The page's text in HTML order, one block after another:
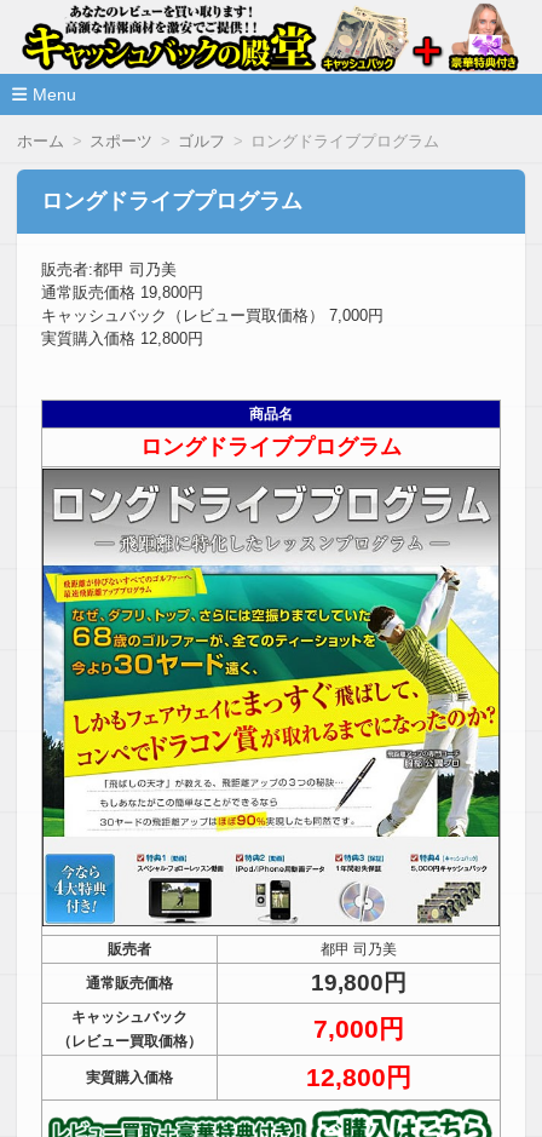
情報商材激安サイト・キャッシ
ュバックの殿堂
高額な情報商材をレビューを買い取ることで激安で購入できま
Menu
ホーム スポーツ ゴルフ ロングドライブプログラム
ロングドライブプログラム
販売者:都甲 司乃美
通常販売価格 19,800円
キャッシュバック（レビュー買取価格） 7,000円
実質購入価格 12,800円
商品名
ロングドライブプログラム
販売者
都甲 司乃美
通常販売価格
19,800円
キャッシュバック
（レビュー買取価格）
7,000円
実質購入価格 12,800円